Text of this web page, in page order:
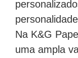
Na K&G
uma ampla